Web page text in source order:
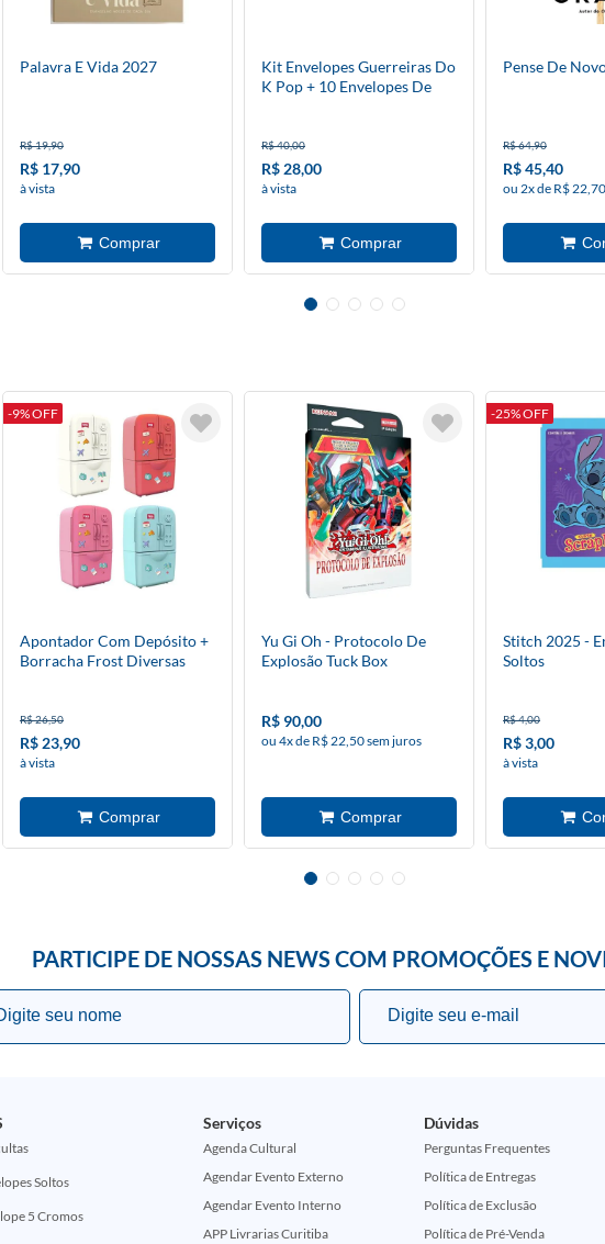
Palavra E Vida 2027
R$ 19,90
R$ 17,90
à vista
Kit Envelopes Guerreiras Do
K Pop + 10 Envelopes De
R$ 40,00
R$ 28,00
à vista
Pense De
R$ 64,90
R$ 45,40
ou 2x de R$
-9% OFF
Apontador Com Depósito +
Borracha Frost Diversas
R$ 26,50
R$ 23,90
à vista
Yu Gi Oh - Protocolo De
Explosão Tuck Box
R$ 90,00
ou 4x de R$ 22,50 sem juros
-25% OFF
Stitch 2025 -
Soltos
R$ 4,00
R$ 3,00
à vista
PARTICIPE DE NOSSAS NEWS COM PROMOÇÕES E
Soltos
5 Cromos
Serviços
Agenda Cultural
Agendar Evento Externo
Agendar Evento Interno
APP Livrarias Curitiba
Dúvidas
Perguntas Frequentes
Política de Entregas
Política de Exclusão
Política de Pré-Venda